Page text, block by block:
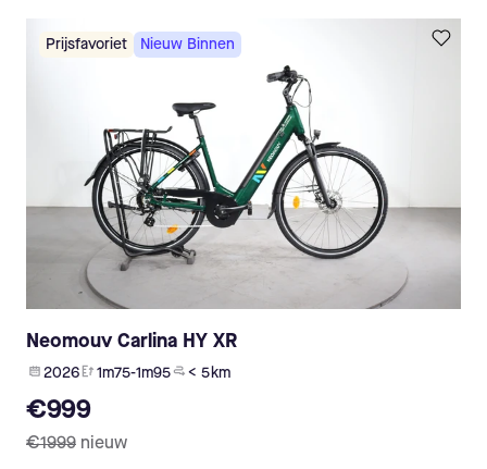
Prijsfavoriet Nieuw Binnen
Neomouv Carlina HY XR
2026 1m75-1m95 < 5 km
€999
€1999 nieuw